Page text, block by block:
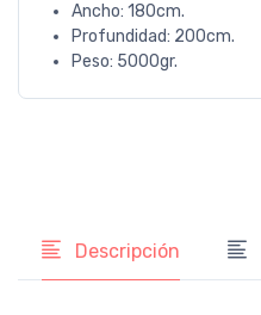
Ancho: 180cm.
Profundidad: 200cm.
Peso: 5000gr.
Descripción